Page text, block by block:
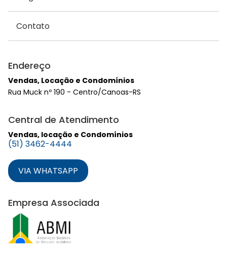
Contato
Endereço
Vendas, Locação e Condomínios
Rua Muck nº 190 - Centro/Canoas-RS
Central de Atendimento
Vendas, locação e Condomínios
(51) 3462-4444
VIA WHATSAPP
Empresa Associada